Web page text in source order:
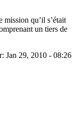
mission qu’il s’était
un tiers de
Jan 29, 2010 - 08:26